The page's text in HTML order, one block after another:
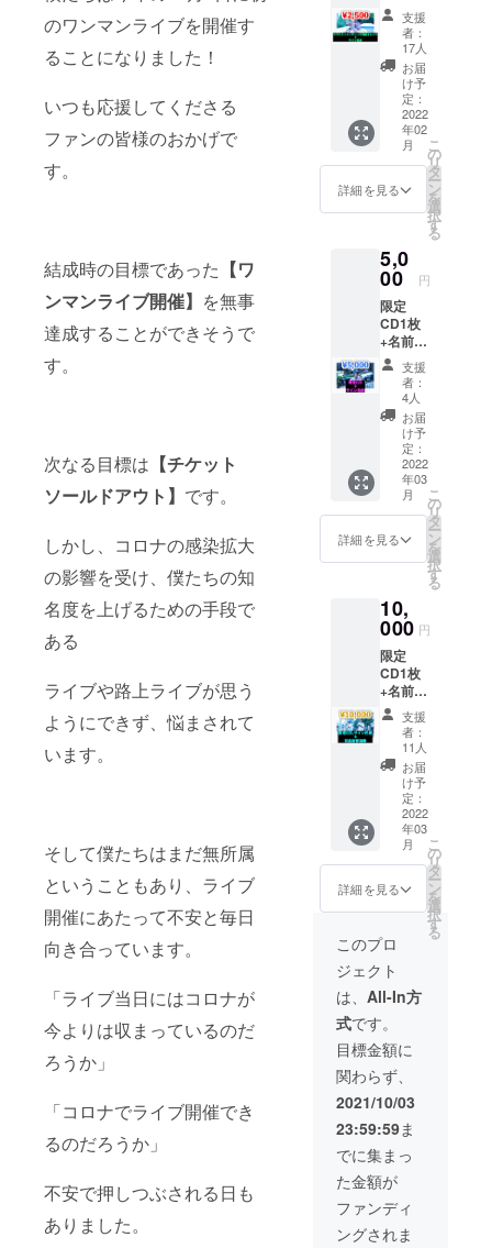
のワンマンライブを開催す
ることになりました！
いつも応援してくださる
ファンの皆様のおかげで
す。
結成時の目標であった 【ワ
ンマンライブ開催】 を無事
達成することができそうで
す。
次なる目標は 【チケット
ソールドアウト】 です。
しかし、コロナの感染拡大
の影響を受け、僕たちの知
名度を上げるための手段で
ある
ライブや路上ライブが思う
ようにできず、悩まされて
います。
そして僕たちはまだ無所属
ということもあり、ライブ
開催にあたって不安と毎日
向き合っています。
「ライブ当日にはコロナが
今よりは収まっているのだ
ろうか」
「コロナでライブ開催でき
るのだろうか」
不安で押しつぶされる日も
ありました。
もとに
皆様の背中
を押せる
メッセージ
ソングを
作っており
ます。
結成から２
ンマンライ
ブ開催決
ング限
定Tシャ
ツ1枚
+名前入
りサイ
ン色紙1
ザイン
未定
素材綿
※サイズ
選択し
てくだ
支援
者：
17人
お届
け予
定：
2022
年02
月
詳細を見る
こ
の
リ
タ
ー
ン
を
選
択
す
る
5,0
00 円
限定
CD1枚
+名前入
りサイ
ン色紙1
定CDは
クラウ
ドファ
ンディ
ング限
定で、
12月4日
ワンマ
ンライ
ブの
リスト
曲と特
別ト
ラック
を組み
込んだ
限定版
（予
定）
※2022
年3月頃
お届け
予定 ※1
支援に
つき1枚
※デザイ
ン未定
りまし
たら備
考欄に
ご記
入、も
しくは
公式イ
ンスタ
グラム
までお
問合せ
くださ
い。
支援
者：
4人
お届
け予
定：
2022
年03
月
詳細を見る
こ
の
リ
タ
ー
ン
を
選
択
す
る
10,
000 円
限定
CD1枚
+名前入
りサイ
ン色紙
+特別交
流会参
加券1枚
※限定
CDはク
ラウド
ファン
ディン
グ限定
で、12
月4日ワ
ンマン
ライブ
のセッ
トリス
ト曲と
特別ト
ラック
を組み
込んだ
限定版
（予
定）
※CDは
2022年
3月頃お
届け予
定 ※1支
援につ
支援
者：
11人
お届
け予
定：
2022
年03
月
詳細を見る
こ
の
リ
タ
ー
ン
を
選
択
す
る
このプロ
ジェクト
は、 All-In方
式です。
目標金額に
関わらず、
2021/10/03
23:59:59ま
でに集まっ
た金額が
ファンディ
ングされま